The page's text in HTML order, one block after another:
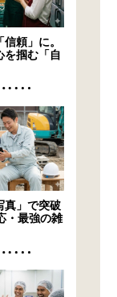
頼」に。
を掴む「自
真」で突破
・最強の雑